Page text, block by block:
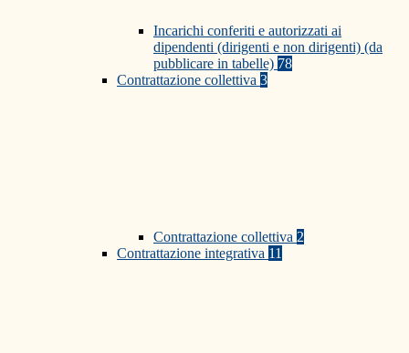
Incarichi conferiti e autorizzati ai
dipendenti (dirigenti e non dirigenti) (da
pubblicare in tabelle) 78
Contrattazione collettiva 3
Contrattazione collettiva 2
Contrattazione integrativa 11